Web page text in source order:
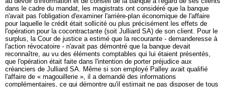
dans le cadre du mandat, les magistrats ont considéré que la banque
n'avait pas l'obligation d'examiner l'arrière-plan économique de l'affaire
pour laquelle le crédit était sollicité ou plus précisément les effets de
l'opération pour la cocontractante (soit Julliard SA) de son client. Pour le
surplus, la Cour de justice a estimé que la recourante - demanderesse à
l'action révocatoire - n'avait pas démontré que la banque devait
reconnaître, au vu des éléments comptables qui lui étaient présentés,
que l'opération était faite dans l'intention de porter préjudice aux
créanciers de Julliard SA. Même si son employé Palley avait qualifié
l'affaire de « magouillerie », il a demandé des informations
complémentaires, ce qui démontre qu'il estimait ne pas disposer de tous